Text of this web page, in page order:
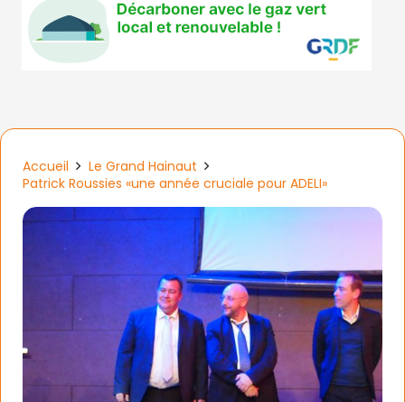
Accueil
Le Grand Hainaut
Patrick Roussies «une année cruciale pour ADELI»